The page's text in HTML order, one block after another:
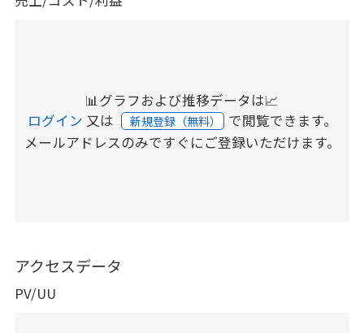
📊グラフおよび推移データは📈
ログイン 又は 新規登録（無料） で閲覧できます。
メールアドレスのみですぐにご登録いただけます。
アクセスデータ
PV/UU